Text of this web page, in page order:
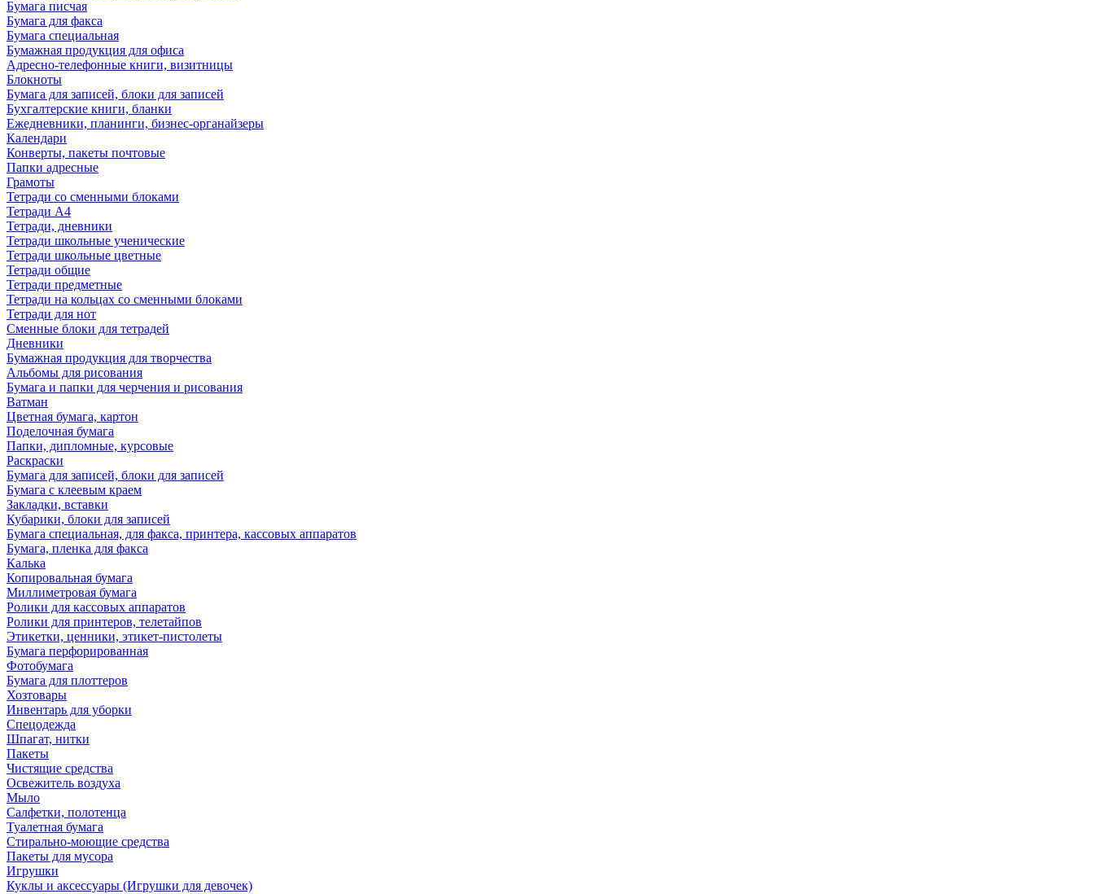
Бумага писчая
Бумага для факса
Бумага специальная
Бумажная продукция для офиса
Адресно-телефонные книги, визитницы
Блокноты
Бумага для записей, блоки для записей
Бухгалтерские книги, бланки
Ежедневники, планинги, бизнес-органайзеры
Календари
Конверты, пакеты почтовые
Папки адресные
Грамоты
Тетради со сменными блоками
Тетради А4
Тетради, дневники
Тетради школьные ученические
Тетради школьные цветные
Тетради общие
Тетради предметные
Тетради на кольцах со сменными блоками
Тетради для нот
Сменные блоки для тетрадей
Дневники
Бумажная продукция для творчества
Альбомы для рисования
Бумага и папки для черчения и рисования
Ватман
Цветная бумага, картон
Поделочная бумага
Папки, дипломные, курсовые
Раскраски
Бумага для записей, блоки для записей
Бумага с клеевым краем
Закладки, вставки
Кубарики, блоки для записей
Бумага специальная, для факса, принтера, кассовых аппаратов
Бумага, пленка для факса
Калька
Копировальная бумага
Миллиметровая бумага
Ролики для кассовых аппаратов
Ролики для принтеров, телетайпов
Этикетки, ценники, этикет-пистолеты
Бумага перфорированная
Фотобумага
Бумага для плоттеров
Хозтовары
Инвентарь для уборки
Спецодежда
Шпагат, нитки
Пакеты
Чистящие средства
Освежитель воздуха
Мыло
Салфетки, полотенца
Туалетная бумага
Стирально-моющие средства
Пакеты для мусора
Игрушки
Куклы и аксессуары (Игрушки для девочек)